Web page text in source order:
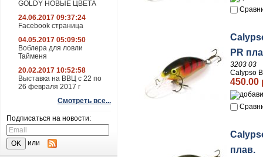
GOLDY НОВЫЕ ЦВЕТА
24.06.2017 09:37:24
Facebook страница
04.05.2017 05:09:50
Воблера для ловли
Тайменя
20.02.2017 10:52:58
Выставка на ВВЦ с 22 по
26 февраля 2017 г
Смотреть все...
Подписаться на новости:
или
PR
3203 03
Calypso
450.00
плав.